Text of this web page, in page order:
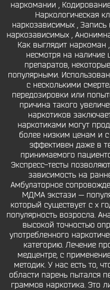
наркомании ,
Наркологическая
наркозависимых , Запись
наркозависимых ,
Как выглядит наркоман
несмотря на наличие
препаратов,
популярными.
с несколькими
передозировки или
причина такого
наркотиков
наркотиками могут
более низким ценам и
эффективен даже в
принимаемого
Экспресс-тесты
зависимость на
Амбулаторное
МДМА экстази —
который существует с х
популярность возросла.
высокой точностью
употребленного
категорию. Лечение
медцентре, с
методик. У нас есть то,
области парень пытался
граммов наркотика. Это